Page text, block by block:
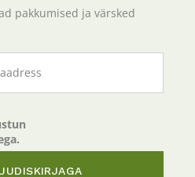
pakkumised ja värsked